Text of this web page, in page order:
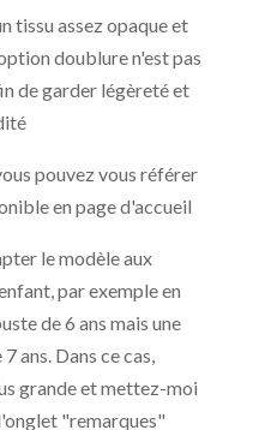
tissu assez opaque et
doublure n'est pas
de garder légèreté et
pouvez vous référer
en page d'accueil
le modèle aux
par exemple en
de 6 ans mais une
ans. Dans ce cas,
grande et mettez-moi
"remarques"